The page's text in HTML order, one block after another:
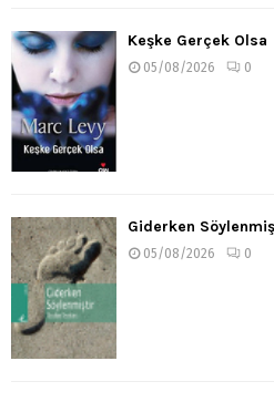
Keşke Gerçek Olsa
05/08/2026 0
Giderken
05/08/2026 0